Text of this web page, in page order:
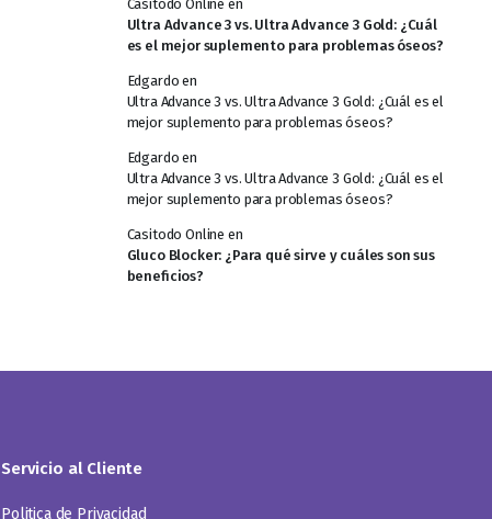
Casitodo Online en
Ultra Advance 3 vs. Ultra Advance 3 Gold: ¿Cuál
es el mejor suplemento para problemas óseos?
Edgardo en
Ultra Advance 3 vs. Ultra Advance 3 Gold: ¿Cuál es el
mejor suplemento para problemas óseos?
Edgardo en
Ultra Advance 3 vs. Ultra Advance 3 Gold: ¿Cuál es el
mejor suplemento para problemas óseos?
Casitodo Online en
Gluco Blocker: ¿Para qué sirve y cuáles son sus
beneficios?
Servicio al Cliente
Politica de Privacidad